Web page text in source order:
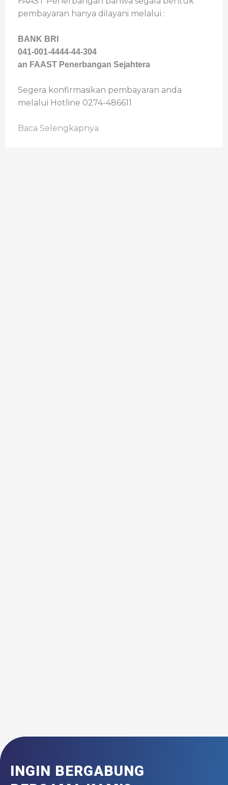
pembayaran hanya dilayani melalui :
BANK BRI
041-001-4444-44-304
an FAAST Penerbangan Sejahtera
Segera konfirmasikan pembayaran anda
melalui Hotline 0274-486611
Baca Selengkapnya
INGIN BERGABUNG